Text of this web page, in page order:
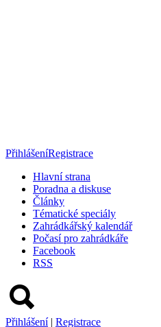
PřihlášeníRegistrace
Hlavní strana
Poradna a diskuse
Články
Tématické speciály
Zahrádkářský kalendář
Počasí pro zahrádkáře
Facebook
RSS
Přihlášení | Registrace